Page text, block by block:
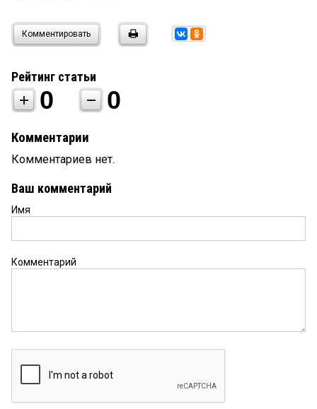
Комментировать
Рейтинг статьи
0 0
Комментарии
Комментариев нет.
Ваш комментарий
Имя
Комментарий